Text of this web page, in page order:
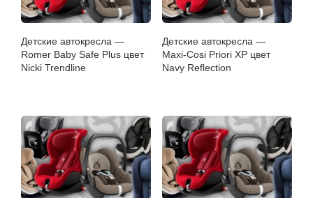
Детские автокресла —
Romer Baby Safe Plus цвет
Nicki Trendline
Детские автокресла —
Maxi-Cosi Priori XP цвет
Navy Reflection